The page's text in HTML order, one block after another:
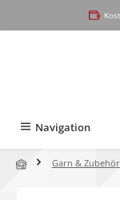
Navigation
Garn & Zubehör